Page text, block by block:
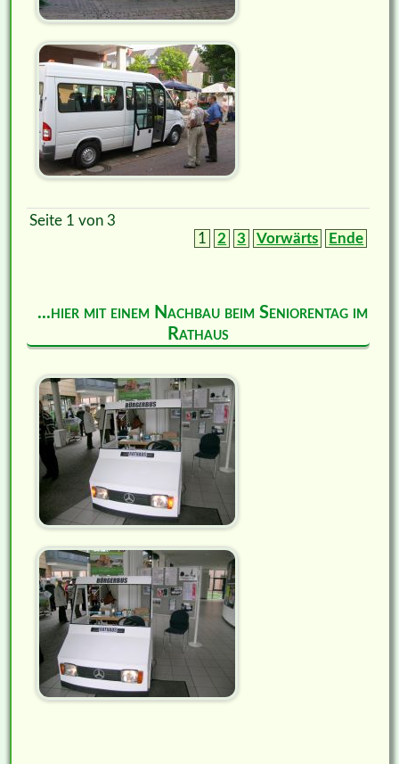
Seite 1 von 3
1
2 3 Vorwärts Ende
...hier mit einem Nachbau beim Seniorentag im
Rathaus